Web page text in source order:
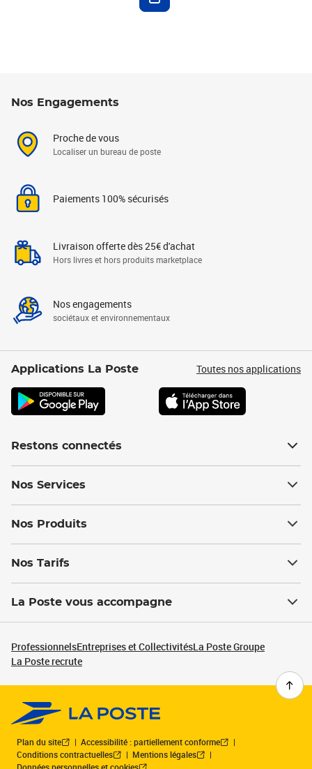
Nos Engagements
Proche de vous
Localiser un bureau de poste
Paiements 100% sécurisés
Livraison offerte dès 25€ d'achat
Hors livres et hors produits marketplace
Nos engagements
sociétaux et environnementaux
Applications La Poste Toutes nos applications
Restons connectés
Nos Services
Nos Produits
Nos Tarifs
La Poste vous accompagne
ProfessionnelsEntreprises et CollectivitésLa Poste Groupe
La Poste recrute
Plan du site
Accessibilité : partiellement conforme
Conditions contractuelles
Mentions légales